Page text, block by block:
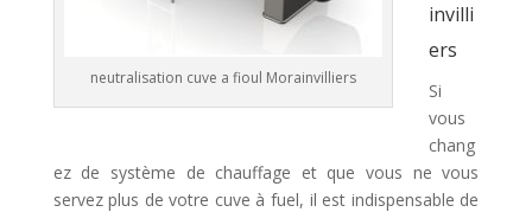
neutralisation cuve a fioul Morainvilliers
invilli
ers
Si
vous
chang
ez de système de chauffage et que vous ne vous
servez plus de votre cuve à fuel, il est indispensable de